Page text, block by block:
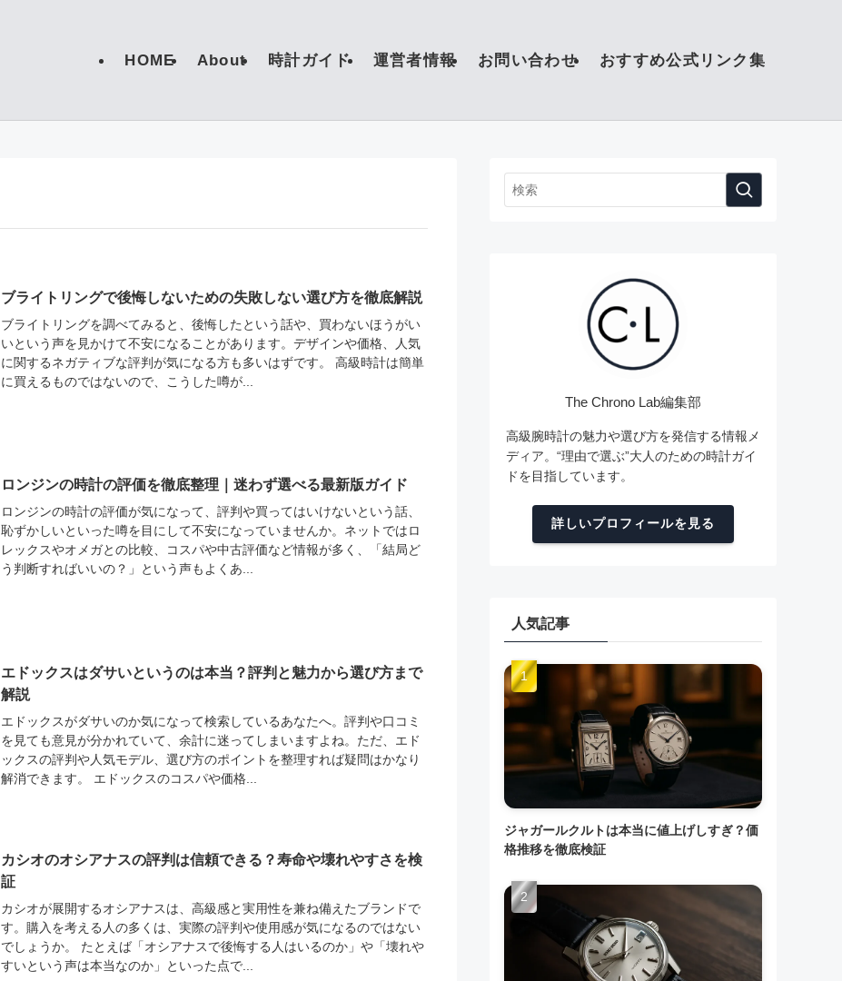
HOME About 時計ガイド 運営者情報 お問い合わせ おすすめ公式リンク集
ブライトリングで後悔しないための失敗しない選び方を徹底解説
ブライトリングを調べてみると、後悔したという話や、買わないほうがい
いという声を見かけて不安になることがあります。デザインや価格、人気
に関するネガティブな評判が気になる方も多いはずです。 高級時計は簡単
に買えるものではないので、こうした噂が...
ロンジンの時計の評価を徹底整理｜迷わず選べる最新版ガイド
ロンジンの時計の評価が気になって、評判や買ってはいけないという話、
恥ずかしいといった噂を目にして不安になっていませんか。ネットではロ
レックスやオメガとの比較、コスパや中古評価など情報が多く、「結局ど
う判断すればいいの？」という声もよくあ...
エドックスはダサいというのは本当？評判と魅力から選び方まで
解説
エドックスがダサいのか気になって検索しているあなたへ。評判や口コミ
を見ても意見が分かれていて、余計に迷ってしまいますよね。ただ、エド
ックスの評判や人気モデル、選び方のポイントを整理すれば疑問はかなり
解消できます。 エドックスのコスパや価格...
カシオのオシアナスの評判は信頼できる？寿命や壊れやすさを検
証
カシオが展開するオシアナスは、高級感と実用性を兼ね備えたブランドで
す。購入を考える人の多くは、実際の評判や使用感が気になるのではない
でしょうか。 たとえば「オシアナスで後悔する人はいるのか」や「壊れや
すいという声は本当なのか」といった点で...
The Chrono Lab編集部
高級腕時計の魅力や選び方を発信する情報メ
ディア。“理由で選ぶ”大人のための時計ガイ
ドを目指しています。
詳しいプロフィールを見る
人気記事
ジャガールクルトは本当に値上げしすぎ？価
格推移を徹底検証